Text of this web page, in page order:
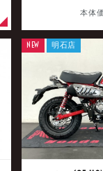
本体
NEW 明石店